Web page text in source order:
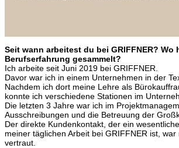
Seit wann arbeitest du bei GRIFFNER? Wo
Berufserfahrung gesammelt?
Ich arbeite seit Juni 2019 bei GRIFFNER.
Davor war ich in einem Unternehmen in der
Nachdem ich dort meine Lehre als
konnte ich verschiedene Stationen im
Die letzten 3 Jahre war ich im
Ausschreibungen und die Betreuung der
Der direkte Kundenkontakt, der ein
meiner täglichen Arbeit bei GRIFFNER ist,
vertraut.